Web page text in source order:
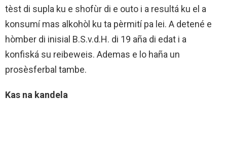
tèst di supla ku e shofùr di e outo i a resultá ku el a
konsumí mas alkohòl ku ta pèrmití pa lei. A detené e
hòmber di inisial B.S.v.d.H. di 19 aña di edat i a
konfiská su reibeweis. Ademas e lo haña un
prosèsferbal tambe.
Kas na kandela